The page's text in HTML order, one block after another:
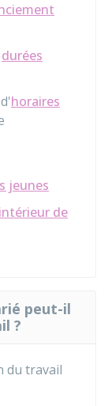
durées
horaires
jeunes
de
peut-il
?
du travail